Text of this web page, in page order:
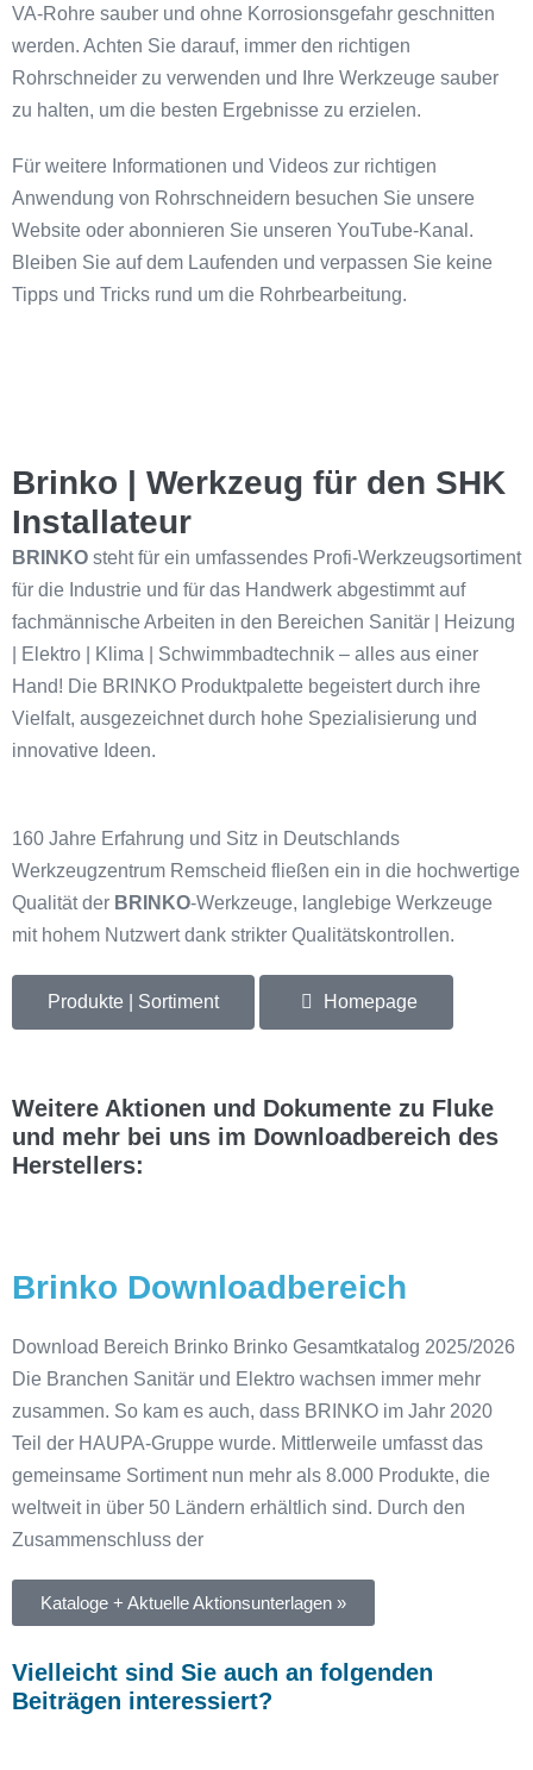
VA-Rohre sauber und ohne Korrosionsgefahr geschnitten
werden. Achten Sie darauf, immer den richtigen
Rohrschneider zu verwenden und Ihre Werkzeuge sauber
zu halten, um die besten Ergebnisse zu erzielen.
Für weitere Informationen und Videos zur richtigen
Anwendung von Rohrschneidern besuchen Sie unsere
Website oder abonnieren Sie unseren YouTube-Kanal.
Bleiben Sie auf dem Laufenden und verpassen Sie keine
Tipps und Tricks rund um die Rohrbearbeitung.
Brinko | Werkzeug für den SHK
Installateur
BRINKO steht für ein umfassendes Profi-Werkzeugsortiment
für die Industrie und für das Handwerk abgestimmt auf
fachmännische Arbeiten in den Bereichen Sanitär | Heizung
| Elektro | Klima | Schwimmbadtechnik – alles aus einer
Hand! Die BRINKO Produktpalette begeistert durch ihre
Vielfalt, ausgezeichnet durch hohe Spezialisierung und
innovative Ideen.
160 Jahre Erfahrung und Sitz in Deutschlands
Werkzeugzentrum Remscheid fließen ein in die hochwertige
Qualität der BRINKO-Werkzeuge, langlebige Werkzeuge
mit hohem Nutzwert dank strikter Qualitätskontrollen.
Produkte | Sortiment Homepage
Weitere Aktionen und Dokumente zu Fluke
und mehr bei uns im Downloadbereich des
Herstellers:
Brinko Downloadbereich
Download Bereich Brinko Brinko Gesamtkatalog 2025/2026
Die Branchen Sanitär und Elektro wachsen immer mehr
zusammen. So kam es auch, dass BRINKO im Jahr 2020
Teil der HAUPA-Gruppe wurde. Mittlerweile umfasst das
gemeinsame Sortiment nun mehr als 8.000 Produkte, die
weltweit in über 50 Ländern erhältlich sind. Durch den
Zusammenschluss der
Kataloge + Aktuelle Aktionsunterlagen »
Vielleicht sind Sie auch an folgenden
Beiträgen interessiert?